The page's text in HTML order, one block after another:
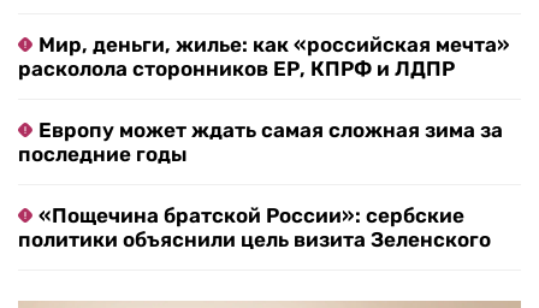
Мир, деньги, жилье: как «российская мечта»
расколола сторонников ЕР, КПРФ и ЛДПР
Европу может ждать самая сложная зима за
последние годы
«Пощечина братской России»: сербские
политики объяснили цель визита Зеленского